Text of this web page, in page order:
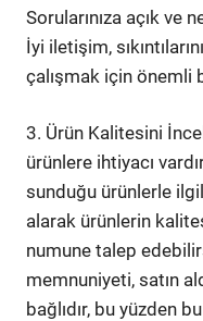
Sorularınıza açık ve
İyi iletişim,
çalışmak için önemli
3. Ürün Kalitesini
ürünlere ihtiyacı
sunduğu ürünlerle
alarak ürünlerin
numune talep
memnuniyeti, satın
bağlıdır, bu yüzden